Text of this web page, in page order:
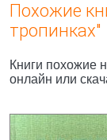
Похожие
тропинках"
Книги похожие
онлайн или